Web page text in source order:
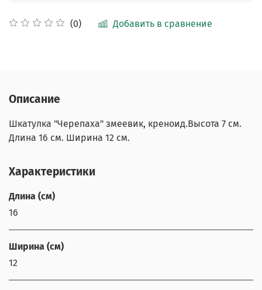
(0) Добавить в сравнение
Описание
Шкатулка "Черепаха" змеевик, креноид.Высота 7 см.
Длина 16 см. Ширина 12 см.
Характеристики
Длина (см)
16
Ширина (см)
12